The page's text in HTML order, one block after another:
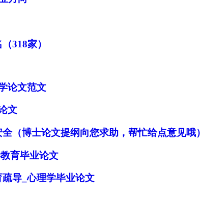
318家）
论文范文
文
（博士论文提纲向您求助，帮忙给点意见哦）
育毕业论文
导_心理学毕业论文